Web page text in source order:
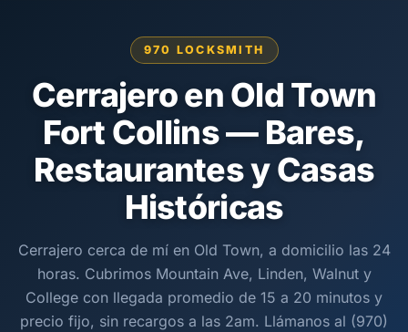
970 LOCKSMITH
Cerrajero en Old Town
Fort Collins — Bares,
Restaurantes y Casas
Históricas
Cerrajero cerca de mí en Old Town, a domicilio las 24
horas. Cubrimos Mountain Ave, Linden, Walnut y
College con llegada promedio de 15 a 20 minutos y
precio fijo, sin recargos a las 2am. Llámanos al (970)